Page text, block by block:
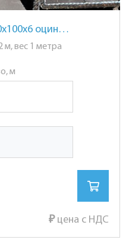
Труба прямоугольная 150х100х6 оцинкованная
м, вес 1 метра
м
₽цена с НДС